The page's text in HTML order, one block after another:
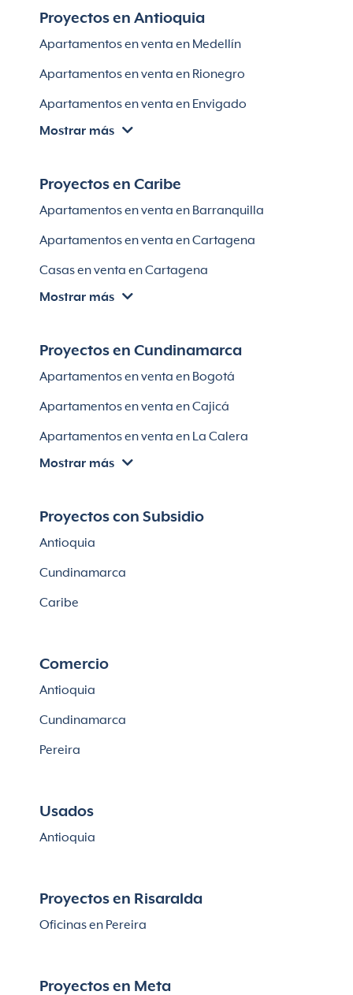
Proyectos en Antioquia
Apartamentos en venta en Medellín
Apartamentos en venta en Rionegro
Apartamentos en venta en Envigado
Apartamentos en venta en Itagüí
Apartamentos en venta en Bello
Mostrar más
Proyectos en Caribe
Apartamentos en venta en Barranquilla
Apartamentos en venta en Cartagena
Casas en venta en Cartagena
Villas en Cartagena
Apartamentos en venta en Soledad
Mostrar más
Proyectos en Cundinamarca
Apartamentos en venta en Bogotá
Apartamentos en venta en Cajicá
Apartamentos en venta en La Calera
Apartamentos en venta en Chía
Casas en Cajicá
Mostrar más
Proyectos con Subsidio
Antioquia
Cundinamarca
Caribe
Comercio
Antioquia
Cundinamarca
Pereira
Usados
Antioquia
Proyectos en Risaralda
Oficinas en Pereira
Proyectos en Meta